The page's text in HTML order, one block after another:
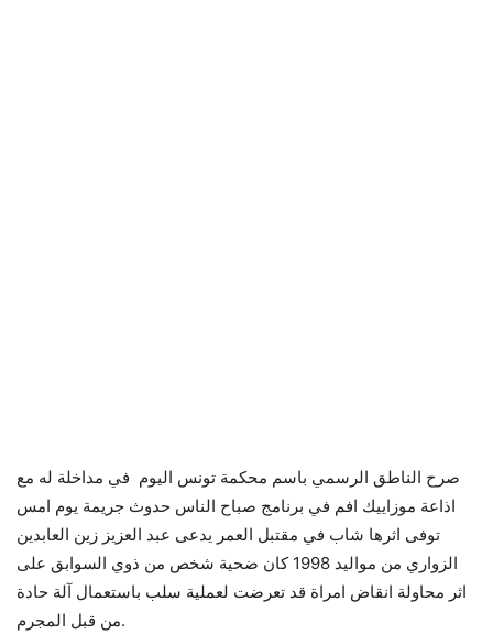
صرح الناطق الرسمي باسم محكمة تونس اليوم في مداخلة له مع
اذاعة موزاييك افم في برنامج صباح الناس حدوث جريمة يوم امس
توفى اثرها شاب في مقتبل العمر يدعى عبد العزيز زين العابدين
الزواري من مواليد 1998 كان ضحية شخص من ذوي السوابق على
اثر محاولة انقاض امراة قد تعرضت لعملية سلب باستعمال آلة حادة
من قبل المجرم.